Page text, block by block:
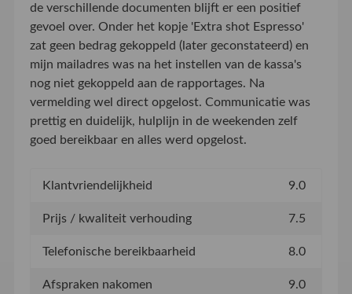
de verschillende documenten blijft er een positief
gevoel over. Onder het kopje 'Extra shot Espresso'
zat geen bedrag gekoppeld (later geconstateerd) en
mijn mailadres was na het instellen van de kassa's
nog niet gekoppeld aan de rapportages. Na
vermelding wel direct opgelost. Communicatie was
prettig en duidelijk, hulplijn in de weekenden zelf
goed bereikbaar en alles werd opgelost.
Klantvriendelijkheid 9.0
Prijs / kwaliteit verhouding 7.5
Telefonische bereikbaarheid 8.0
Afspraken nakomen 9.0